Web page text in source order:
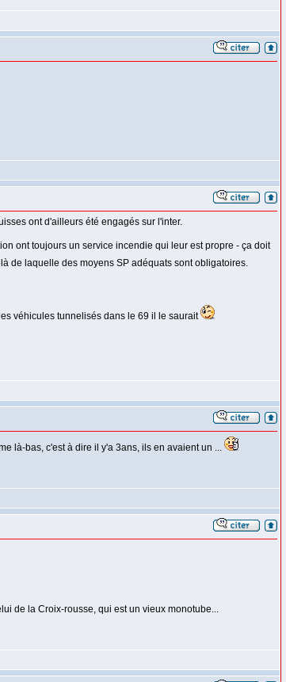
ont d'ailleurs été engagés sur l'inter.
ont toujours un service incendie qui leur est propre - ça doit
de laquelle des moyens SP adéquats sont obligatoires.
véhicules tunnelisés dans le 69 il le saurait
là-bas, c'est à dire il y'a 3ans, ils en avaient un ...
de la Croix-rousse, qui est un vieux monotube...